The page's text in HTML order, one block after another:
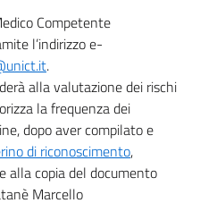
Competente
l’indirizzo e-
.
alla valutazione dei rischi
la frequenza dei
dopo aver compilato e
di riconoscimento,
alla copia del documento
Marcello